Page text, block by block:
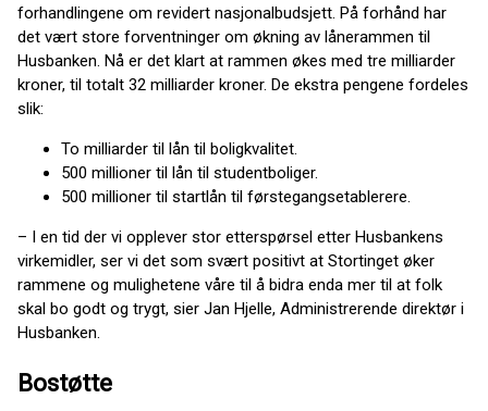
forhandlingene om revidert nasjonalbudsjett. På forhånd har
det vært store forventninger om økning av lånerammen til
Husbanken. Nå er det klart at rammen økes med tre milliarder
kroner, til totalt 32 milliarder kroner. De ekstra pengene fordeles
slik:
To milliarder til lån til boligkvalitet.
500 millioner til lån til studentboliger.
500 millioner til startlån til førstegangsetablerere.
– I en tid der vi opplever stor etterspørsel etter Husbankens
virkemidler, ser vi det som svært positivt at Stortinget øker
rammene og mulighetene våre til å bidra enda mer til at folk
skal bo godt og trygt, sier Jan Hjelle, Administrerende direktør i
Husbanken.
Bostøtte